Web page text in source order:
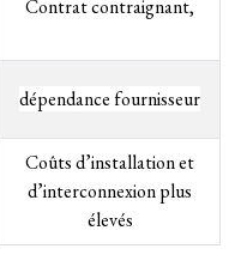
Contrat contraignant,
dépendance fournisseur
Coûts d’installation et
d’interconnexion plus
élevés